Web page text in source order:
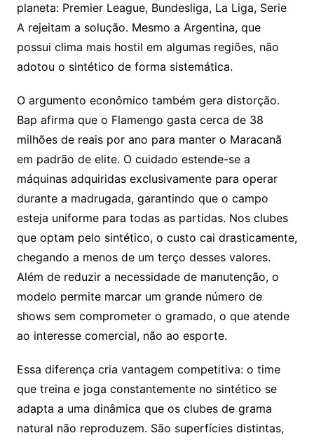
planeta: Premier League, Bundesliga, La Liga, Serie
A rejeitam a solução. Mesmo a Argentina, que
possui clima mais hostil em algumas regiões, não
adotou o sintético de forma sistemática.
O argumento econômico também gera distorção.
Bap afirma que o Flamengo gasta cerca de 38
milhões de reais por ano para manter o Maracanã
em padrão de elite. O cuidado estende-se a
máquinas adquiridas exclusivamente para operar
durante a madrugada, garantindo que o campo
esteja uniforme para todas as partidas. Nos clubes
que optam pelo sintético, o custo cai drasticamente,
chegando a menos de um terço desses valores.
Além de reduzir a necessidade de manutenção, o
modelo permite marcar um grande número de
shows sem comprometer o gramado, o que atende
ao interesse comercial, não ao esporte.
Essa diferença cria vantagem competitiva: o time
que treina e joga constantemente no sintético se
adapta a uma dinâmica que os clubes de grama
natural não reproduzem. São superfícies distintas,